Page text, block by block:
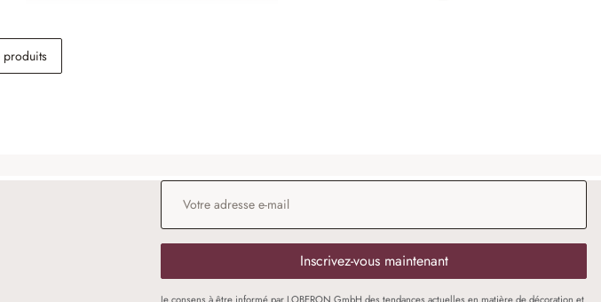
Lampe à poser rechargeable Sylvainie
produits
Adresse e-mail*
Inscrivez-vous maintenant
Je consens à être informé par LOBERON GmbH des tendances actuelles en matière de décoration et